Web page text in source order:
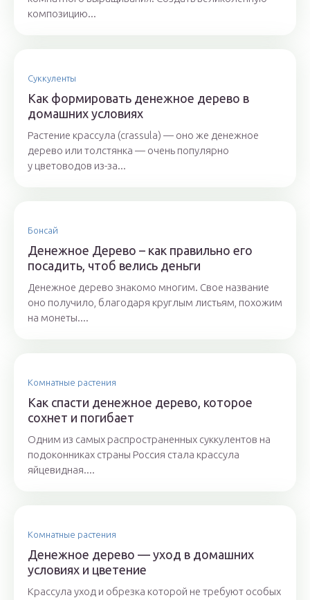
композицию...
Суккуленты
Как формировать денежное дерево в
домашних условиях
Растение крассула (crassula) — оно же денежное
дерево или толстянка — очень популярно
у цветоводов из-за...
Бонсай
Денежное Дерево – как правильно его
посадить, чтоб велись деньги
Денежное дерево знакомо многим. Свое название
оно получило, благодаря круглым листьям, похожим
на монеты....
Комнатные растения
Как спасти денежное дерево, которое
сохнет и погибает
Одним из самых распространенных суккулентов на
подоконниках страны Россия стала крассула
яйцевидная....
Комнатные растения
Денежное дерево — уход в домашних
условиях и цветение
Крассула уход и обрезка которой не требуют особых